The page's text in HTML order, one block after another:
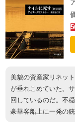
美貌の資産家リネッ
が垂れこめていた。
回しているのだ。不
豪華客船上に一発の銃